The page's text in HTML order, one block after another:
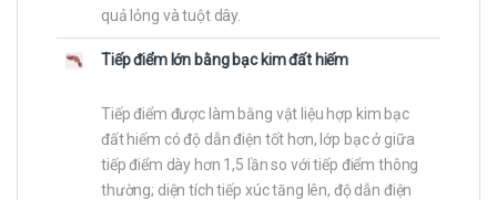
quả lỏng và tuột dây.
Tiếp điểm lớn bằng bạc kim đất hiếm
Tiếp điểm được làm bằng vật liệu hợp kim bạc
đất hiếm có độ dẫn điện tốt hơn, lớp bạc ở giữa
tiếp điểm dày hơn 1,5 lần so với tiếp điểm thông
thường; diện tích tiếp xúc tăng lên, độ dẫn điện